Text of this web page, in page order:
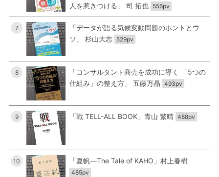
人を惹きつける」 司 拓也 556pv
7
「データが語る気候変動問題のホントとウ
ソ」 杉山大志 529pv
8
「コンサルタント商売を成功に導く 「5つの
仕組み」の整え方」 五藤万晶 493pv
9 「戦 TELL-ALL BOOK」青山 繁晴 488pv
10 「夏帆―The Tale of KAHO」村上春樹
485pv